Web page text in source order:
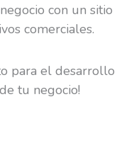
con un sitio
comerciales.
para el desarrollo
tu negocio!